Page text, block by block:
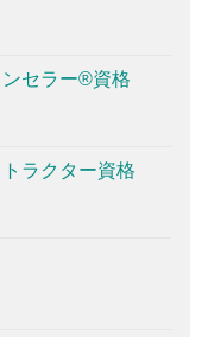
セラー®資格
ラクター資格